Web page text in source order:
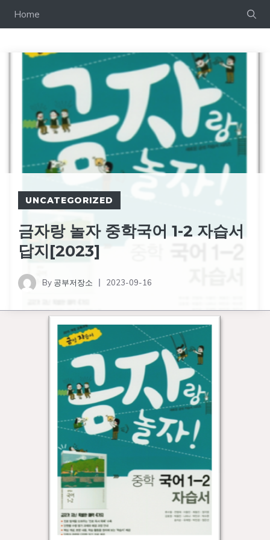
Home
UNCATEGORIZED
금자랑 놀자 중학국어 1-2 자습서
답지[2023]
By 공부저장소 2023-09-16